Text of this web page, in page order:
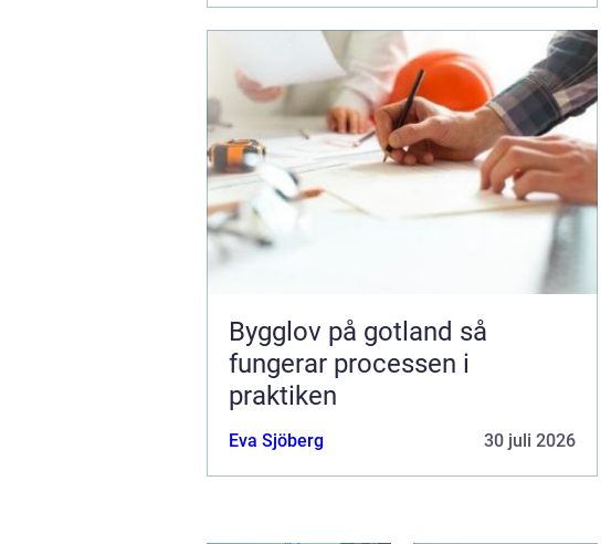
Bygglov på gotland så
fungerar processen i
praktiken
Eva Sjöberg 30 juli 2026